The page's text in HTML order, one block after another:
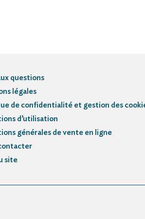
questions
légales
de confidentialité et gestion des
d’utilisation
générales de vente en ligne
site